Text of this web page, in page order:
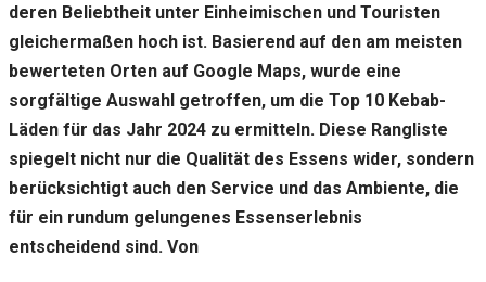
deren Beliebtheit unter Einheimischen und Touristen
gleichermaßen hoch ist. Basierend auf den am meisten
bewerteten Orten auf Google Maps, wurde eine
sorgfältige Auswahl getroffen, um die Top 10 Kebab-
Läden für das Jahr 2024 zu ermitteln. Diese Rangliste
spiegelt nicht nur die Qualität des Essens wider, sondern
berücksichtigt auch den Service und das Ambiente, die
für ein rundum gelungenes Essenserlebnis
entscheidend sind. Von
gut wie
möglich
funktioniert.
Wenn Sie
diese
Cookies
verschwinden
einige
Funktionen
von der
Website.